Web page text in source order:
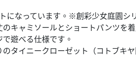
になっています。※創彩少女庭園シ
キャミソールとショートパンツを
遊べる仕様です。
タイニークローゼット（コトブキ